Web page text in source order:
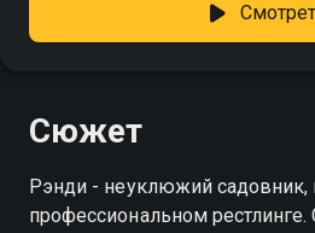
Сюжет
Рэнди - неуклюжий
профессиональном рестлинге.